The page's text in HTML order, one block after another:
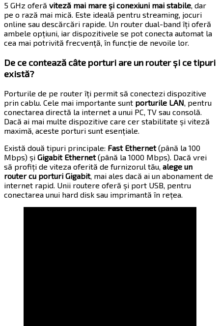
5 GHz oferă viteză mai mare și conexiuni mai stabile, dar
pe o rază mai mică. Este ideală pentru streaming, jocuri
online sau descărcări rapide. Un router dual-band îți oferă
ambele opțiuni, iar dispozitivele se pot conecta automat la
cea mai potrivită frecvență, în funcție de nevoile lor.
De ce contează câte porturi are un router și ce tipuri
există?
Porturile de pe router îți permit să conectezi dispozitive
prin cablu. Cele mai importante sunt porturile LAN , pentru
conectarea directă la internet a unui PC, TV sau consolă.
Dacă ai mai multe dispozitive care cer stabilitate și viteză
maximă, aceste porturi sunt esențiale.
Există două tipuri principale: Fast Ethernet(până la 100
Mbps) și Gigabit Ethernet(până la 1000 Mbps). Dacă vrei
să profiți de viteza oferită de furnizorul tău, alege un
router cu porturi Gigabit, mai ales dacă ai un abonament de
internet rapid. Unii routere oferă și port USB, pentru
conectarea unui hard disk sau imprimantă în rețea.